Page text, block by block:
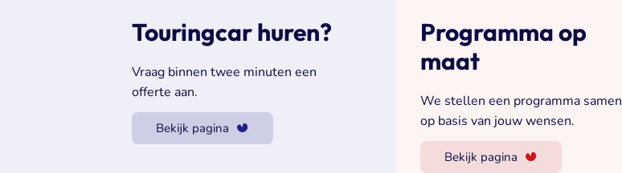
Touringcar huren?
Vraag binnen twee minuten een
offerte aan.
Bekijk pagina
Programma op
maat
We stellen een programma samen
op basis van jouw wensen.
Bekijk pagina